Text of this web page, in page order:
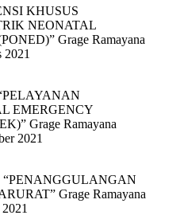
KHUSUS
NEONATAL
Grage Ramayana
EMERGENCY
Grage Ramayana
2021
Grage Ramayana